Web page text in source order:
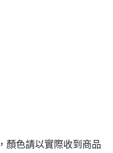
顏色請以實際收到商品